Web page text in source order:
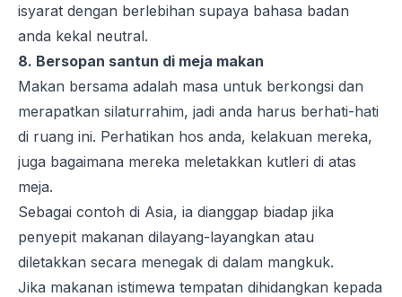
isyarat dengan berlebihan supaya bahasa badan
anda kekal neutral.
8. Bersopan santun di meja makan
Makan bersama adalah masa untuk berkongsi dan
merapatkan silaturrahim, jadi anda harus berhati-hati
di ruang ini. Perhatikan hos anda, kelakuan mereka,
juga bagaimana mereka meletakkan kutleri di atas
meja.
Sebagai contoh di Asia, ia dianggap biadap jika
penyepit makanan dilayang-layangkan atau
diletakkan secara menegak di dalam mangkuk.
Jika makanan istimewa tempatan dihidangkan kepada